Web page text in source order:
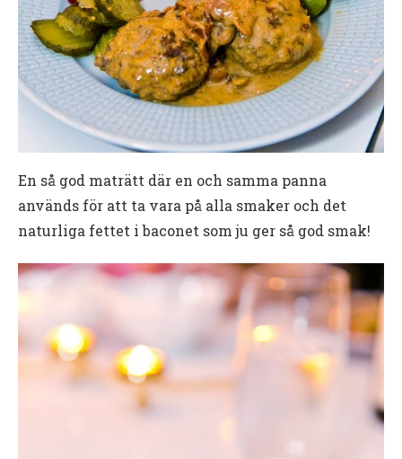
En så god maträtt där en och samma panna
används för att ta vara på alla smaker och det
naturliga fettet i baconet som ju ger så god smak!